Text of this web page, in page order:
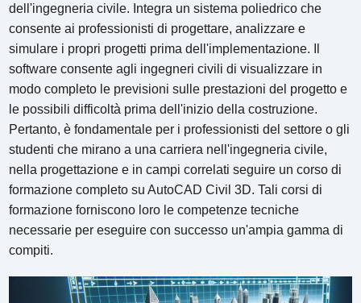
dell'ingegneria civile. Integra un sistema poliedrico che
consente ai professionisti di progettare, analizzare e
simulare i propri progetti prima dell'implementazione. Il
software consente agli ingegneri civili di visualizzare in
modo completo le previsioni sulle prestazioni del progetto e
le possibili difficoltà prima dell'inizio della costruzione.
Pertanto, è fondamentale per i professionisti del settore o gli
studenti che mirano a una carriera nell'ingegneria civile,
nella progettazione e in campi correlati seguire un corso di
formazione completo su AutoCAD Civil 3D. Tali corsi di
formazione forniscono loro le competenze tecniche
necessarie per eseguire con successo un'ampia gamma di
compiti.